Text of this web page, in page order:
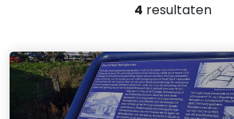
4 resultaten